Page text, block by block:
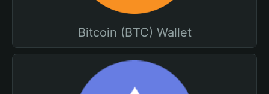
Bitcoin (BTC) Wallet